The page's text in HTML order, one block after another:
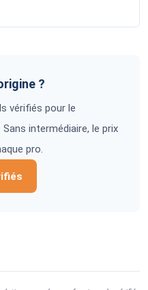
?
vérifiés pour le
intermédiaire, le prix
pro.